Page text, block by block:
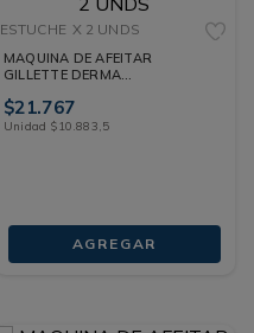
ESTUCHE X 2 UNDS
MAQUINA DE AFEITAR
GILLETTE DERMA
UNDS
$21.767
Unidad $10.883,5
AGREGAR